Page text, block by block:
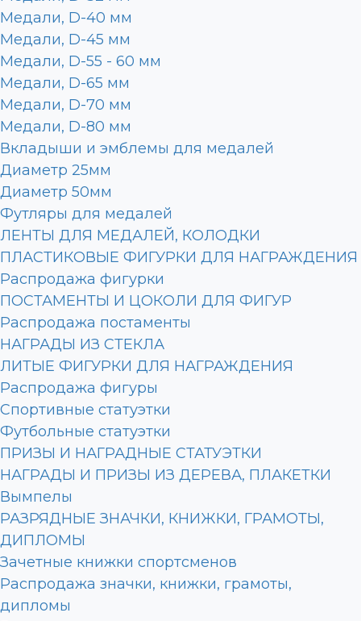
Медали, D-40 мм
Медали, D-45 мм
Медали, D-55 - 60 мм
Медали, D-65 мм
Медали, D-70 мм
Медали, D-80 мм
Вкладыши и эмблемы для медалей
Диаметр 25мм
Диаметр 50мм
Футляры для медалей
ЛЕНТЫ ДЛЯ МЕДАЛЕЙ, КОЛОДКИ
ПЛАСТИКОВЫЕ ФИГУРКИ ДЛЯ НАГРАЖДЕНИЯ
Распродажа фигурки
ПОСТАМЕНТЫ И ЦОКОЛИ ДЛЯ ФИГУР
Распродажа постаменты
НАГРАДЫ ИЗ СТЕКЛА
ЛИТЫЕ ФИГУРКИ ДЛЯ НАГРАЖДЕНИЯ
Распродажа фигуры
Спортивные статуэтки
Футбольные статуэтки
ПРИЗЫ И НАГРАДНЫЕ СТАТУЭТКИ
НАГРАДЫ И ПРИЗЫ ИЗ ДЕРЕВА, ПЛАКЕТКИ
Вымпелы
РАЗРЯДНЫЕ ЗНАЧКИ, КНИЖКИ, ГРАМОТЫ,
ДИПЛОМЫ
Зачетные книжки спортсменов
Распродажа значки, книжки, грамоты,
дипломы